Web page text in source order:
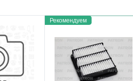
Рекомендуем